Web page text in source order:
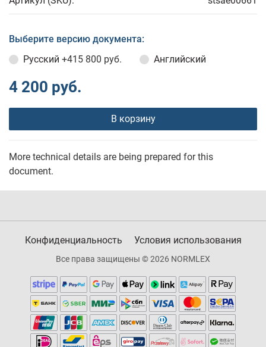
Выберите версию документа:
Русский +415 800 руб. Английский
4 200 руб.
В корзину
More technical details are being prepared for this
document.
Конфиденциальность Условия использования
Все права защищены © 2026 NORMLEX